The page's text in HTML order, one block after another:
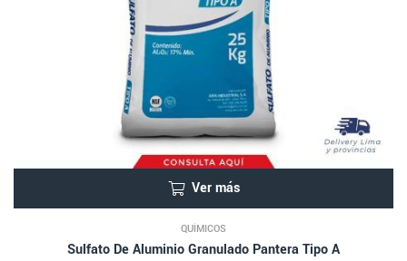
Ver más
QUÍMICOS
Sulfato De Aluminio Granulado Pantera Tipo A